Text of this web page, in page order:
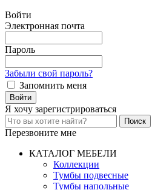
Войти
Электронная почта
Пароль
Забыли свой пароль?
Запомнить меня
Я хочу зарегистрироваться
Перезвоните мне
КАТАЛОГ МЕБЕЛИ
Коллекции
Тумбы подвесные
Тумбы напольные